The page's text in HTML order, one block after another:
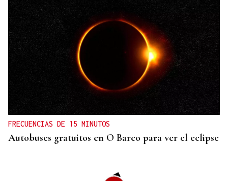
AHORRO ENERGÉTICO
La UE lanza una campaña de ahorro energético
doméstico
FRECUENCIAS DE 15 MINUTOS
Autobuses gratuitos en O Barco para ver el eclipse